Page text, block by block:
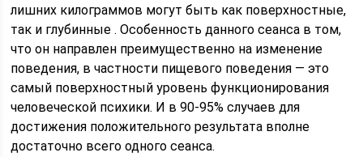
лишних килограммов могут быть как поверхностные,
так и глубинные . Особенность данного сеанса в том,
что он направлен преимущественно на изменение
поведения, в частности пищевого поведения — это
самый поверхностный уровень функционирования
человеческой психики. И в 90-95% случаев для
достижения положительного результата вполне
достаточно всего одного сеанса.